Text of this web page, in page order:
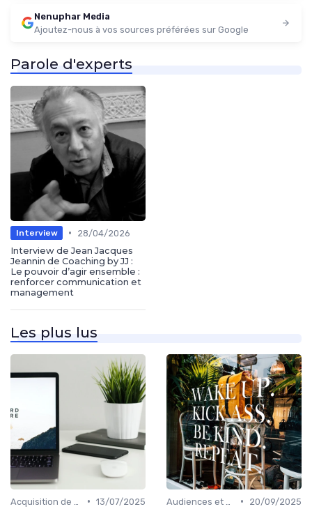
Nenuphar Media
Ajoutez-nous à vos sources préférées sur Google
Parole d'experts
Interview •
28/04/2026
Interview de Jean Jacques
Jeannin de Coaching by JJ :
Le pouvoir d’agir ensemble :
renforcer communication et
management
Les plus lus
• 13/07/2025
•
20/09/2025